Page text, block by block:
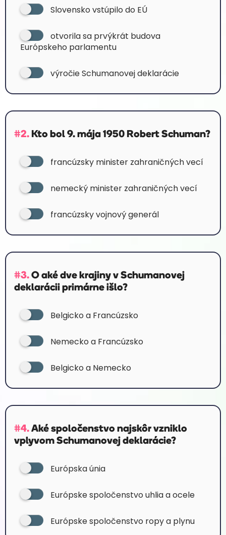
Slovensko vstúpilo do EÚ
otvorila sa prvýkrát budova
Európskeho parlamentu
výročie Schumanovej deklarácie
#2. Kto bol 9. mája 1950 Robert Schuman?
francúzsky minister zahraničných vecí
nemecký minister zahraničných vecí
francúzsky vojnový generál
#3.O aké dve krajiny v Schumanovej
deklarácii primárne išlo?
Belgicko a Francúzsko
Nemecko a Francúzsko
Belgicko a Nemecko
#4.Aké spoločenstvo najskôr vzniklo
vplyvom Schumanovej deklarácie?
Európska únia
Európske spoločenstvo uhlia a ocele
Európske spoločenstvo ropy a plynu